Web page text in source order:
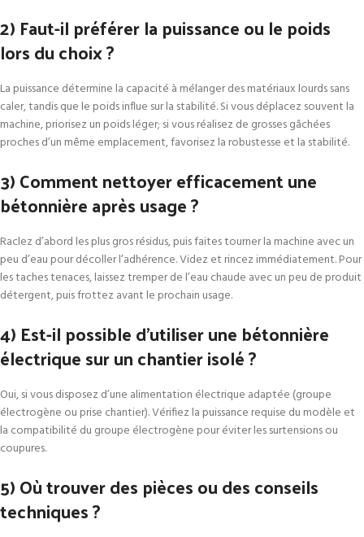
2) Faut-il préférer la puissance ou le poids
lors du choix ?
La puissance détermine la capacité à mélanger des matériaux lourds sans
caler, tandis que le poids influe sur la stabilité. Si vous déplacez souvent la
machine, priorisez un poids léger; si vous réalisez de grosses gâchées
proches d’un même emplacement, favorisez la robustesse et la stabilité.
3) Comment nettoyer efficacement une
bétonnière après usage ?
Raclez d’abord les plus gros résidus, puis faites tourner la machine avec un
peu d’eau pour décoller l’adhérence. Videz et rincez immédiatement. Pour
les taches tenaces, laissez tremper de l’eau chaude avec un peu de produit
détergent, puis frottez avant le prochain usage.
4) Est-il possible d’utiliser une bétonnière
électrique sur un chantier isolé ?
Oui, si vous disposez d’une alimentation électrique adaptée (groupe
électrogène ou prise chantier). Vérifiez la puissance requise du modèle et
la compatibilité du groupe électrogène pour éviter les surtensions ou
coupures.
5) Où trouver des pièces ou des conseils
techniques ?